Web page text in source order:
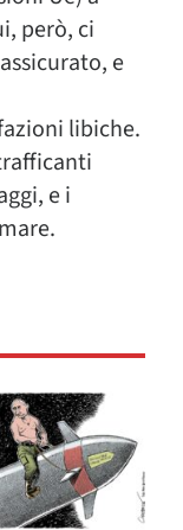
però, ci
e
libiche.
e i